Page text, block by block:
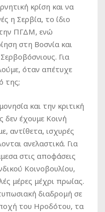
κρίση και να
η Σερβία, το ίδιο
ΠΓΔΜ, ενώ
στη Βοσνία και
Για
όταν απέτυχε
της;
και την κριτική
δεν έχουμε Κοινή
αντίθετα, ισχυρές
ανελαστικά. Για
στις αποφάσεις
Κοινοβουλίου,
μέρες μέχρι πρωίας.
διαδρομή σε
του Ηροδότου, τα